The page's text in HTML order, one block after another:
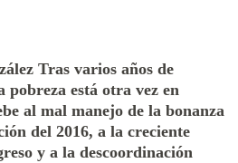
Tras varios años de
pobreza está otra vez en
al mal manejo de la bonanza
del 2016, a la creciente
y a la descoordinación